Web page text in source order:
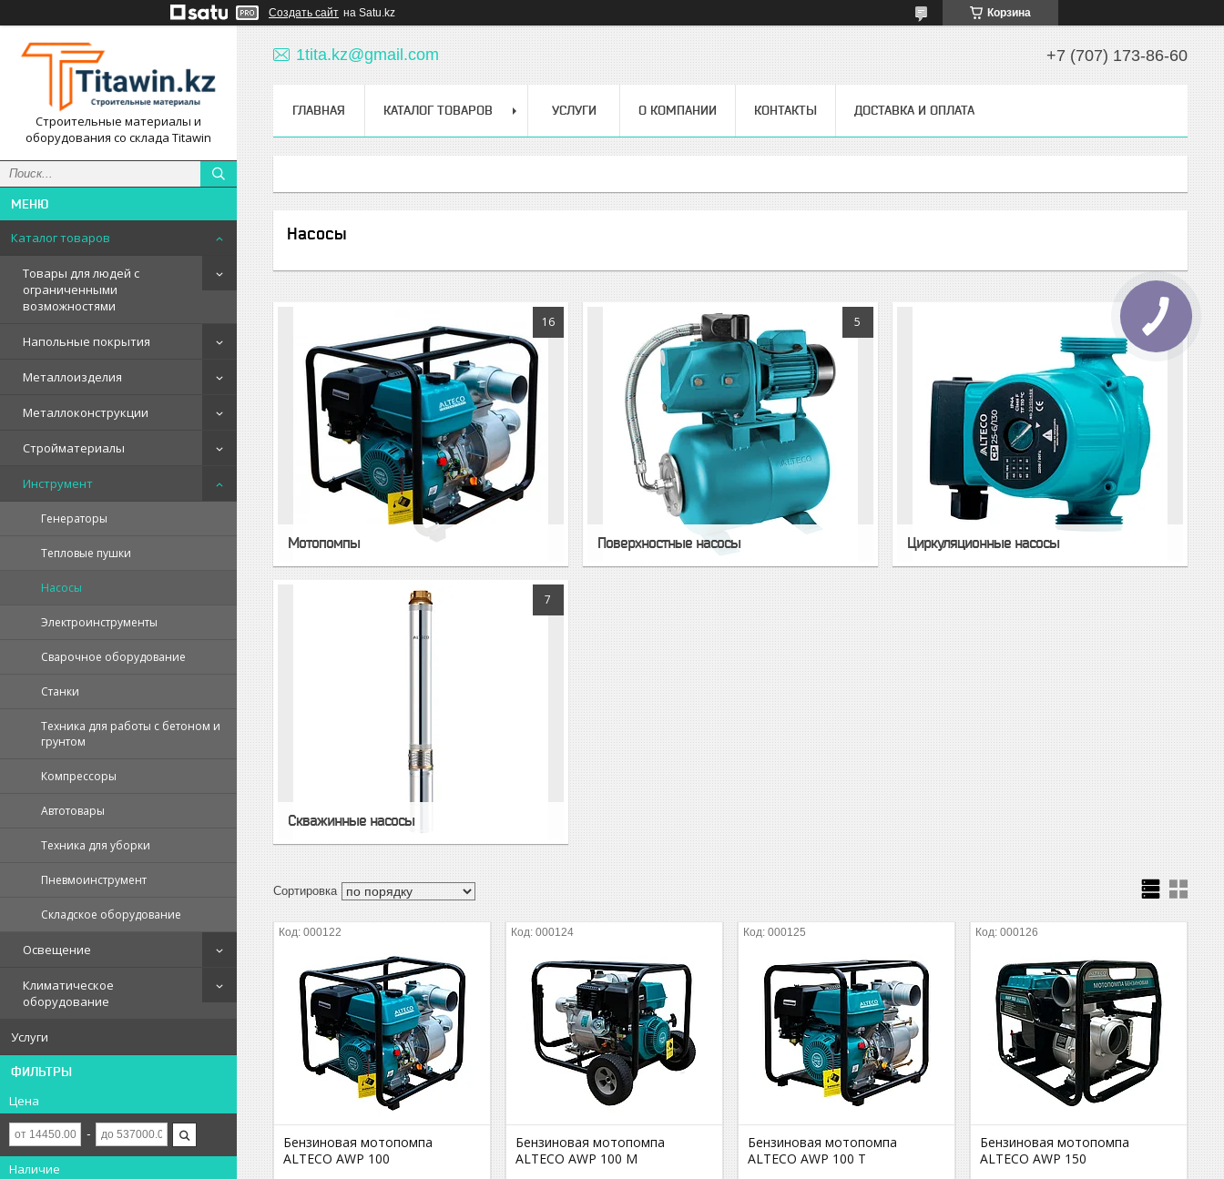
Создать сайт на Satu.kz Корзина
Строительные материалы и
оборудования со склада Titawin
Каталог товаров
Товары для людей с
ограниченными
возможностями
Напольные покрытия
Металлоизделия
Металлоконструкции
Стройматериалы
Инструмент
Генераторы
Тепловые пушки
Насосы
Электроинструменты
Сварочное оборудование
Станки
Техника для работы с бетоном и
грунтом
Компрессоры
Автотовары
Техника для уборки
Пневмоинструмент
Складское оборудование
Освещение
Климатическое
оборудование
Услуги
ФИЛЬТРЫ
Цена
Наличие
1tita.kz@gmail.com +7 (707) 173-86-60
ГЛАВНАЯ КАТАЛОГ ТОВАРОВ УСЛУГИ О КОМПАНИИ КОНТАКТЫ ДОСТАВКА И ОПЛАТА
Насосы
16
Мотопомпы
5
Поверхностные насосы
10
Циркуляционные насосы
7
Скважинные насосы
000122
Бензиновая мотопомпа
ALTECO AWP 100
000124
Бензиновая мотопомпа
ALTECO AWP 100 M
000125
Бензиновая мотопомпа
ALTECO AWP 100 T
000126
Бензиновая мотопомпа
ALTECO AWP 150